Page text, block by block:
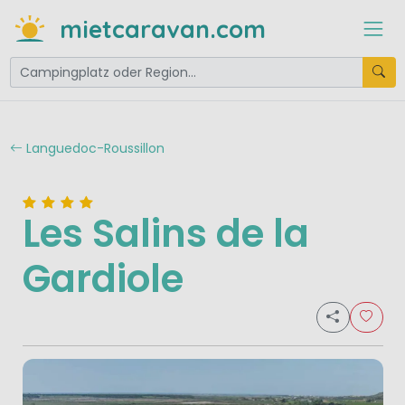
mietcaravan.com
Languedoc-Roussillon
Les Salins de la
Gardiole